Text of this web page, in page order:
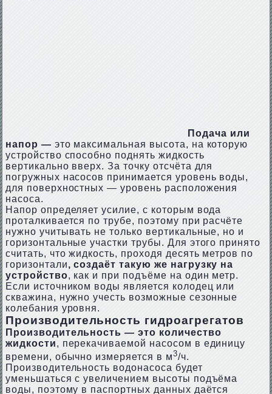
Подача или
напор — это максимальная высота, на которую
устройство способно поднять жидкость
вертикально вверх. За точку отсчёта для
погружных насосов принимается уровень воды,
для поверхностных — уровень расположения
насоса.
Напор определяет усилие, с которым вода
проталкивается по трубе, поэтому при расчёте
нужно учитывать не только вертикальные, но и
горизонтальные участки трубы. Для этого принято
считать, что жидкость, проходя десять метров по
горизонтали, создаёт такую же нагрузку на
устройство, как и при подъёме на один метр.
Если источником воды является колодец или
скважина, нужно учесть возможные сезонные
колебания уровня.
Производительность гидроагрегатов
Производительность — это количество
жидкости, перекачиваемой насосом в единицу
времени, обычно измеряется в м3/ч.
Производительность водонасоса будет
уменьшаться с увеличением высоты подъёма
воды, поэтому в паспортных данных даётся